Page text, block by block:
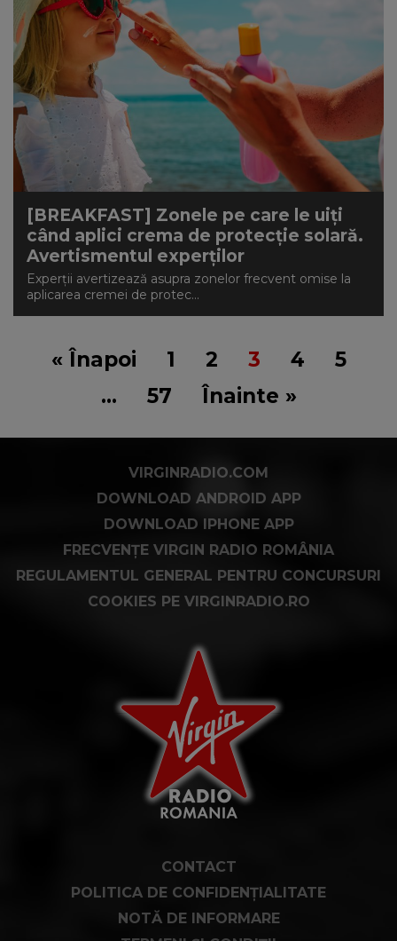
[BREAKFAST] Zonele pe care le uiți
când aplici crema de protecție solară.
Avertismentul experților
Experții avertizează asupra zonelor frecvent omise la
aplicarea cremei de protec...
« Înapoi 1 2 3 4
5
…
57 Înainte »
VIRGINRADIO.COM
DOWNLOAD ANDROID APP
DOWNLOAD IPHONE APP
FRECVENȚE VIRGIN RADIO ROMÂNIA
REGULAMENTUL GENERAL PENTRU CONCURSURI
COOKIES PE VIRGINRADIO.RO
CONTACT
POLITICA DE CONFIDENȚIALITATE
NOTĂ DE INFORMARE